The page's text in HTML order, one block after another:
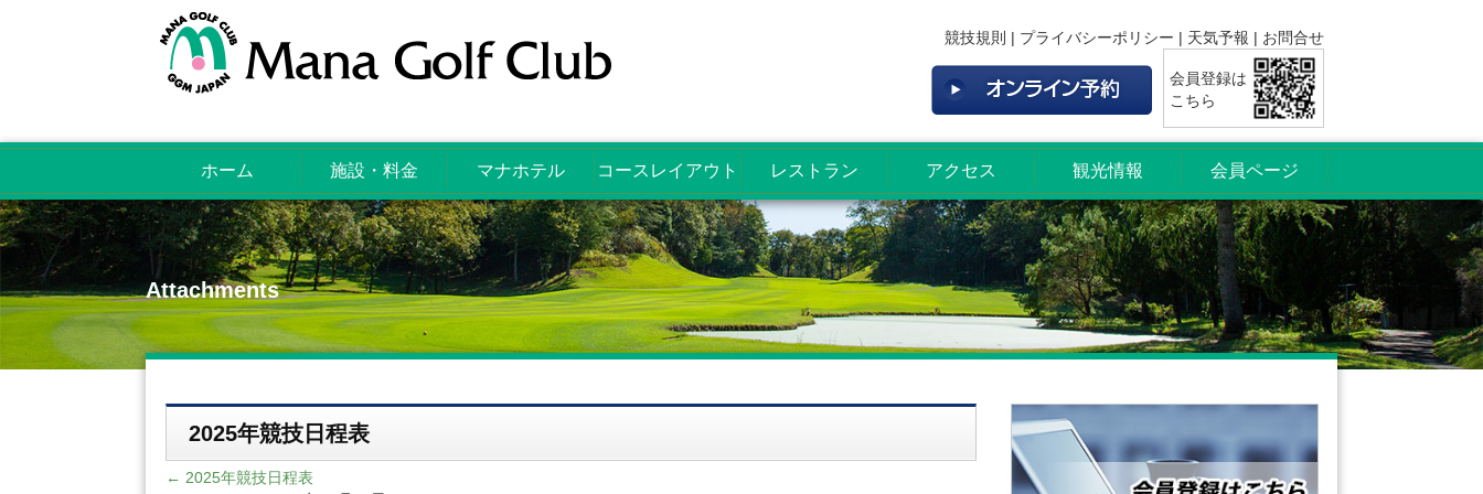
競技規則 | プライバシーポリシー | 天気予報 | お問合せ
会員登録は
こちら
ホーム 施設・料金 マナホテル コースレイアウト レストラン アクセス 観光情報 会員ページ
Attachments
2025年競技日程表
← 2025年競技日程表